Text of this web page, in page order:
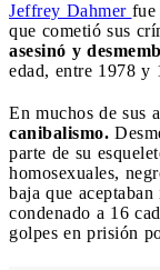
Jeffrey Dahmer fue
que cometió sus
asesinó y
edad, entre 1978 y
En muchos de sus
canibalismo.
parte de su
homosexuales,
baja que
condenado a 16
golpes en prisión